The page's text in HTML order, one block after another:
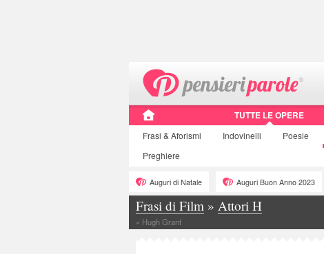
TUTTE LE OPERE
Frasi & Aforismi Indovinelli Poesie
Preghiere
Auguri di Natale Auguri Buon Anno 2023
Frasi di Film » Attori H
» Hugh Grant